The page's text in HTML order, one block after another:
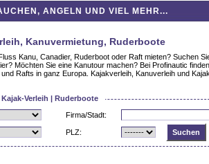
ANGELN UND VIEL MEHR...
Kanuvermietung, Ruderboote
Kanu, Canadier, Ruderboot oder Raft mieten? Suchen
Möchten Sie eine Kanutour machen? Bei Profinautic
Rafts in ganz Europa. Kajakverleih, Kanuverleih und
Verleih | Ruderboote
Firma/Stadt:
PLZ: